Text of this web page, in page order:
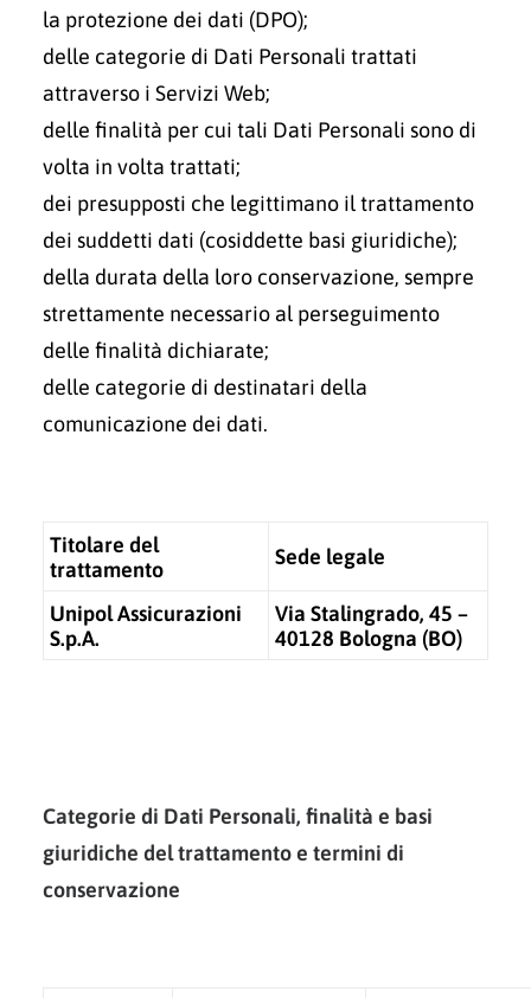
la protezione dei dati (DPO);
delle categorie di Dati Personali trattati
attraverso i Servizi Web;
delle finalità per cui tali Dati Personali sono di
volta in volta trattati;
dei presupposti che legittimano il trattamento
dei suddetti dati (cosiddette basi giuridiche);
della durata della loro conservazione, sempre
strettamente necessario al perseguimento
delle finalità dichiarate;
delle categorie di destinatari della
comunicazione dei dati.
Titolare del
trattamento
Sede legale
Unipol Assicurazioni
S.p.A.
Via Stalingrado, 45 –
40128 Bologna (BO)
Categorie di Dati Personali, finalità e basi
giuridiche del trattamento e termini di
conservazione